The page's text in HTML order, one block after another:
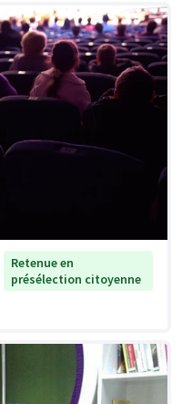
Retenue en
présélection citoyenne